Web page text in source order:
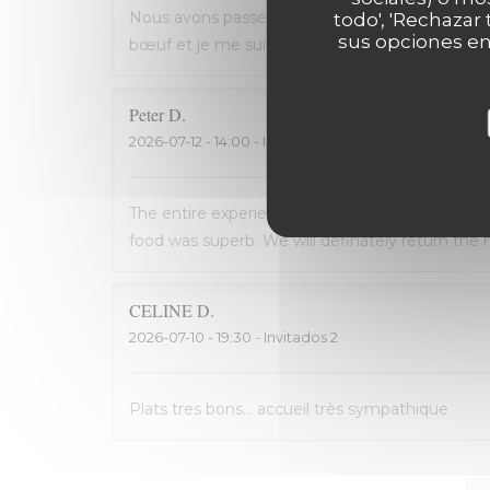
todo',
sus opciones
Nous avons passé une excellente soirée,
bœuf et je me suis régalé. Les frites étaient
PeterD
2026-07-12 - 14:00 - Invitados 2
The entire experience was wonderful: the staff
food was superb. We will definately return the
CELINED
2026-07-10 - 19:30 - Invitados 2
Plats tres bons... accueil très sympathique